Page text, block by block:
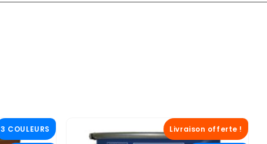
3 COULEURS Livraison offerte !